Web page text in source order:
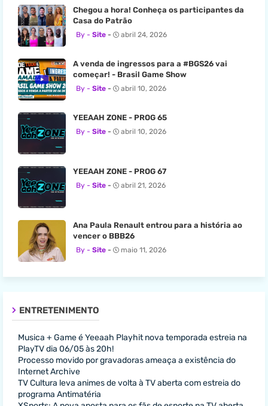
Chegou a hora! Conheça os participantes da
Casa do Patrão
Site abril 24, 2026
A venda de ingressos para a #BGS26 vai
começar! - Brasil Game Show
Site abril 10, 2026
YEEAAH ZONE - PROG 65
Site abril 10, 2026
YEEAAH ZONE - PROG 67
Site abril 21, 2026
Ana Paula Renault entrou para a história ao
vencer o BBB26
Site maio 11, 2026
ENTRETENIMENTO
Musica + Game é Yeeaah Playhit nova temporada estreia na
PlayTV dia 06/05 às 20h!
Processo movido por gravadoras ameaça a existência do
Internet Archive
TV Cultura leva animes de volta à TV aberta com estreia do
programa Antimatéria